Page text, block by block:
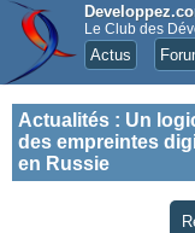
Le Club des
Actus
Actualités : Un
des empreintes
en Russie